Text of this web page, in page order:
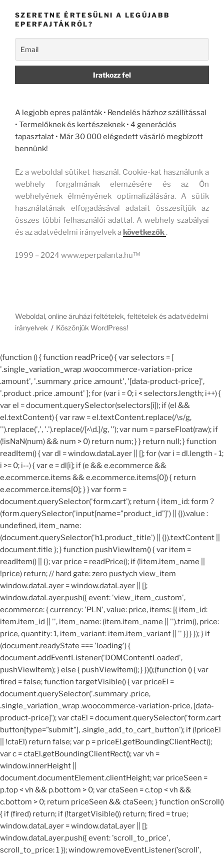
SZERETNE ÉRTESÜLNI A LEGÚJABB
EPERFAJTÁKRÓL?
A legjobb epres palánták • Rendelés házhoz szállítással
• Termelőknek és kertészeknek • 4 generációs
tapasztalat • Már 30 000 elégedett vásárló megbízott
bennünk!
Ez a weboldal sütiket használ. Cookie-kat használunk a
webhely forgalmának elemzésére és az Ön
webhelyének élményének optimalizálására. A sütik
használatának elfogadásával adatait összesítjük az
összes többi felhasználói adattal. A webhely szabályai
és az adatvédelmi irányelvek a következők.
1999 – 2024 www.eperpalanta.hu™
Weboldal, online áruházi feltételek, feltételek és adatvédelmi
irányelvek
Köszönjük WordPress!
(function () { function readPrice() { var selectors = [
'.single_variation_wrap .woocommerce-variation-price
.amount', '.summary .price .amount', '[data-product-price]',
'.product .price .amount' ]; for (var i = 0; i < selectors.length; i++) {
var el = document.querySelector(selectors[i]); if (el &&
el.textContent) { var raw = el.textContent.replace(/\s/g,
'').replace(',', '.').replace(/[^\d.]/g, ''); var num = parseFloat(raw); if
(!isNaN(num) && num > 0) return num; } } return null; } function
readItem() { var dl = window.dataLayer || []; for (var i = dl.length - 1;
i >= 0; i--) { var e = dl[i]; if (e && e.ecommerce &&
e.ecommerce.items && e.ecommerce.items[0]) { return
e.ecommerce.items[0]; } } var form =
document.querySelector('form.cart'); return { item_id: form ?
(form.querySelector('input[name="product_id"]') || {}).value :
undefined, item_name:
(document.querySelector('h1.product_title') || {}).textContent ||
document.title }; } function pushViewItem() { var item =
readItem() || {}; var price = readPrice(); if (!item.item_name ||
!price) return; // hard gate: zero pustych view_item
window.dataLayer = window.dataLayer || [];
window.dataLayer.push({ event: 'view_item_custom',
ecommerce: { currency: 'PLN', value: price, items: [{ item_id:
item.item_id || '', item_name: (item.item_name || '').trim(), price:
price, quantity: 1, item_variant: item.item_variant || '' }] } }); } if
(document.readyState === 'loading') {
document.addEventListener('DOMContentLoaded',
pushViewItem); } else { pushViewItem(); } })();(function () { var
fired = false; function targetVisible() { var priceEl =
document.querySelector('.summary .price,
.single_variation_wrap .woocommerce-variation-price, [data-
product-price]'); var ctaEl = document.querySelector('form.cart
button[type="submit"], .single_add_to_cart_button'); if (!priceEl
|| !ctaEl) return false; var p = priceEl.getBoundingClientRect();
var c = ctaEl.getBoundingClientRect(); var vh =
window.innerHeight ||
document.documentElement.clientHeight; var priceSeen =
p.top < vh && p.bottom > 0; var ctaSeen = c.top < vh &&
c.bottom > 0; return priceSeen && ctaSeen; } function onScroll()
{ if (fired) return; if (!targetVisible()) return; fired = true;
window.dataLayer = window.dataLayer || [];
window.dataLayer.push({ event: 'scroll_to_price',
scroll_to_price: 1 }); window.removeEventListener('scroll',